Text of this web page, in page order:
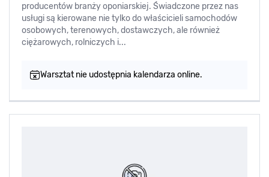
producentów branży oponiarskiej. Świadczone przez nas
usługi są kierowane nie tylko do właścicieli samochodów
osobowych, terenowych, dostawczych, ale również
ciężarowych, rolniczych i...
Warsztat nie udostępnia kalendarza online.